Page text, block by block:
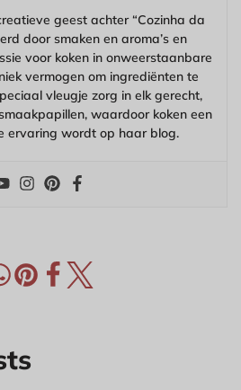
geest achter “Cozinha da
door smaken en aroma’s en
voor koken in onweerstaanbare
vermogen om ingrediënten te
vleugje zorg in elk gerecht,
waardoor koken een
ervaring wordt op haar blog.